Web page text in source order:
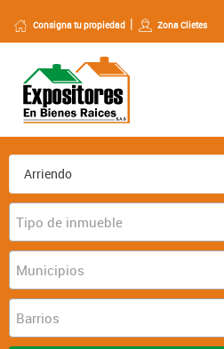
Consigna tu propiedad Zona Clietes
Tipo de inmueble
Municipios
Barrios